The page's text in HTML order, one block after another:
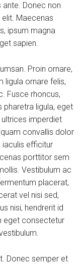
ante. Donec non
Maecenas
ipsum magna
sapien.
Proin ornare,
ligula ornare felis,
Fusce rhoncus,
pharetra ligula, eget
imperdiet
convallis dolor
iaculis efficitur
porttitor sem
Vestibulum ac
placerat,
vel nisi sed,
nisi, hendrerit id
eget consectetur
Donec semper et